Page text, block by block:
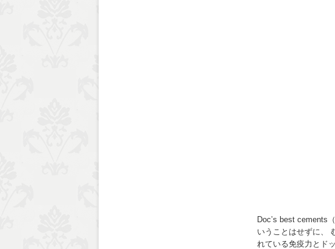
Doc’s best cements
いうことはせずに、
れている免疫力とド